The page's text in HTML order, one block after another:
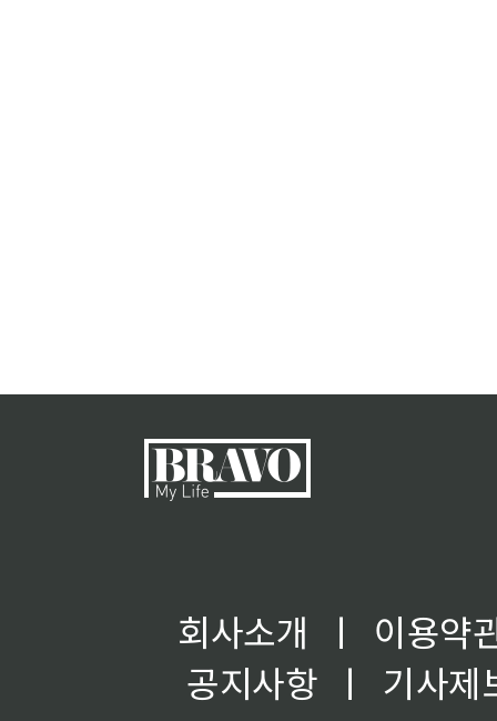
회사소개 ㅣ
이용약
공지사항
ㅣ
기사제